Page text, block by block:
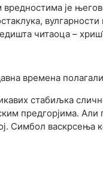
је
читаоца –
времена
стабиљка
Али
Симбол